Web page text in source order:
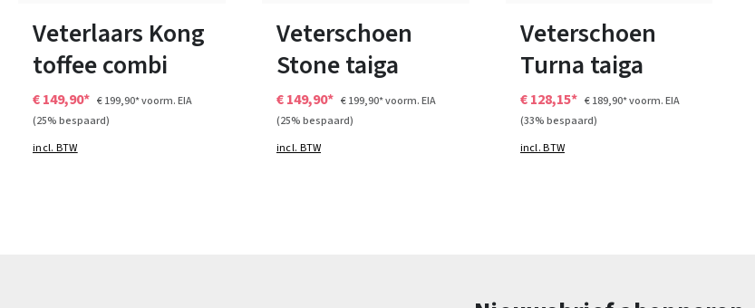
Veterlaars Kong
toffee combi
€ 149,90* € 199,90*voorm. EIA
(25% bespaard)
incl. BTW
Veterschoen
Stone taiga
€ 149,90* € 199,90*voorm. EIA
(25% bespaard)
incl. BTW
Veterschoen
Turna taiga
€ 128,15* € 189,90*voorm. EIA
(33% bespaard)
incl. BTW